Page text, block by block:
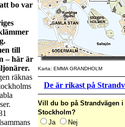
Karta: EMMA GRANDHOLM
De är rikast på
Vill du bo på Strandvägen i
Stockholm?
Ja
Nej
bo var
till
– här är
räknas